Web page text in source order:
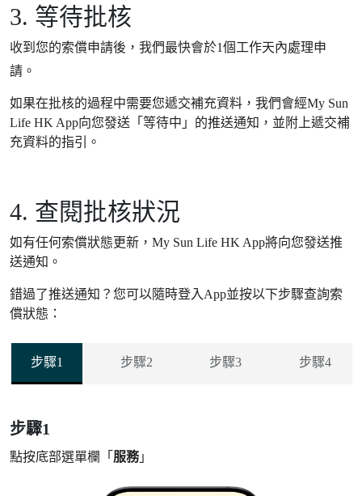
3. 等待批核
收到您的索償申請後，我們最快會於1個工作天內處理申
請。
如果在批核的過程中需要您遞交補充資料，我們會經My Sun
Life HK App向您發送「等待中」的推送通知，並附上遞交補
充資料的指引。
4. 查閱批核狀況
如有任何索償狀態更新，My Sun Life HK App將向您發送推
送通知。
錯過了推送通知？您可以隨時登入App並按以下步驟查詢索
償狀態：
步驟1 步驟2 步驟3 步驟4
步驟1
點按底部選單欄「 服務」